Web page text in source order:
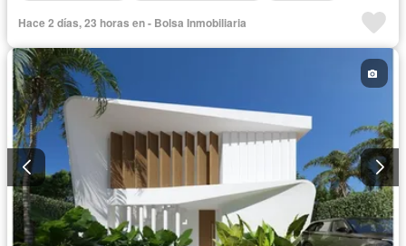
Hace 2 días, 23 horas en - Bolsa Inmobiliaria